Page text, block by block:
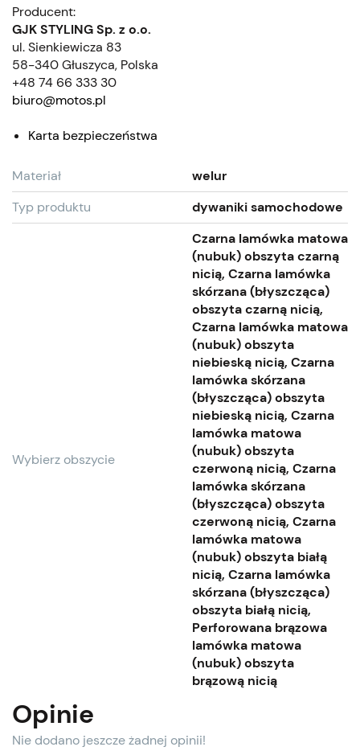
Producent:
GJK STYLING Sp. z o.o.
ul. Sienkiewicza 83
58-340 Głuszyca, Polska
+48 74 66 333 30
biuro@motos.pl
Karta bezpieczeństwa
Materiał
welur
Typ produktu
dywaniki samochodowe
Wybierz obszycie
Czarna lamówka matowa
(nubuk) obszyta czarną
nicią, Czarna lamówka
skórzana (błyszcząca)
obszyta czarną nicią,
Czarna lamówka matowa
(nubuk) obszyta
niebieską nicią, Czarna
lamówka skórzana
(błyszcząca) obszyta
niebieską nicią, Czarna
lamówka matowa
(nubuk) obszyta
czerwoną nicią, Czarna
lamówka skórzana
(błyszcząca) obszyta
czerwoną nicią, Czarna
lamówka matowa
(nubuk) obszyta białą
nicią, Czarna lamówka
skórzana (błyszcząca)
obszyta białą nicią,
Perforowana brązowa
lamówka matowa
(nubuk) obszyta
brązową nicią
Opinie
Nie dodano jeszcze żadnej opinii!